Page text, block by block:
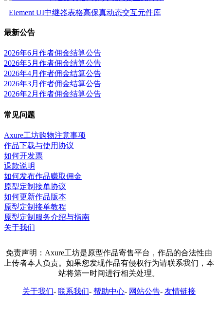
Element UI中继器表格高保真动态交互元件库
最新公告
2026年6月作者佣金结算公告
2026年5月作者佣金结算公告
2026年4月作者佣金结算公告
2026年3月作者佣金结算公告
2026年2月作者佣金结算公告
常见问题
Axure工坊购物注意事项
作品下载与使用协议
如何开发票
退款说明
如何发布作品赚取佣金
原型定制接单协议
如何更新作品版本
原型定制接单教程
原型定制服务介绍与指南
关于我们
免责声明：Axure工坊是原型作品寄售平台，作品的合法性由
上传者本人负责。如果您发现作品有侵权行为请联系我们，本
站将第一时间进行相关处理。
关于我们- 联系我们- 帮助中心- 网站公告- 友情链接